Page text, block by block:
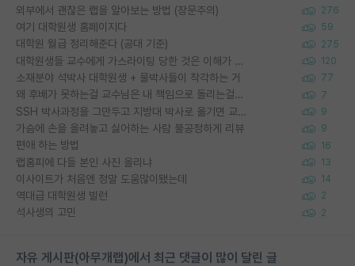
외부에서 괜찮은 랩을 알아보는 방법 (장문주의) 276
여기 대학원생 홈페이지다 59
대학원 월급 정리해준다 (공대 기준) 275
대학원생들 교수에게 가스라이팅 당한 것은 이해가 갑니다. 안타깝네요. 120
소재분야 석박사 대학원생 + 물박사들이 착각하는 거 77
왜 후배가 못하는걸 교수님은 내 책임으로 돌리는걸까요? 7
SSH 박사과정을 그만두고 지방대 박사로 옮기면 교수의 꿈은 끝일까요? 9
가슴에 손을 올려놓고 싫어하는 사람 불공정하게 리뷰 9
편애 하는 방법 16
랩홈피에 다들 본인 사진 올리냐 13
이사이트가 처음엔 정말 도움많이됐는데 14
역대급 대학원생 빌런 2
석사생의 고민 2
자유 게시판(아무개랩)에서 최근 댓글이 많이 달린 글